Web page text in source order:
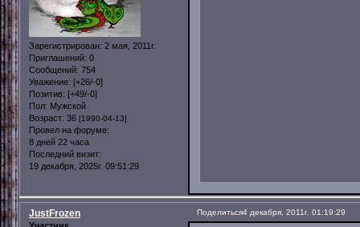
Зарегистрирован: 2 мая, 2011г.
Приглашений: 0
Сообщений: 754
Уважение: [+26/-0]
Позитив: [+49/-0]
Пол: Мужской
Возраст: 36 [1990-04-13]
Провел на форуме:
8 дней 22 часа
Последний визит:
19 декабря, 2025г. 09:51:29
Поделиться4 декабря, 2011г. 01:19:29
JustFrozen